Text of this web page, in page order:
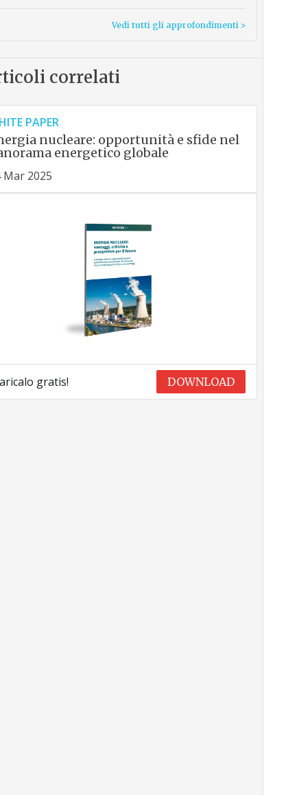
Vedi tutti gli approfondimenti >
correlati
PAPER
nucleare: opportunità e sfide nel
energetico globale
Mar 2025
gratis! DOWNLOAD